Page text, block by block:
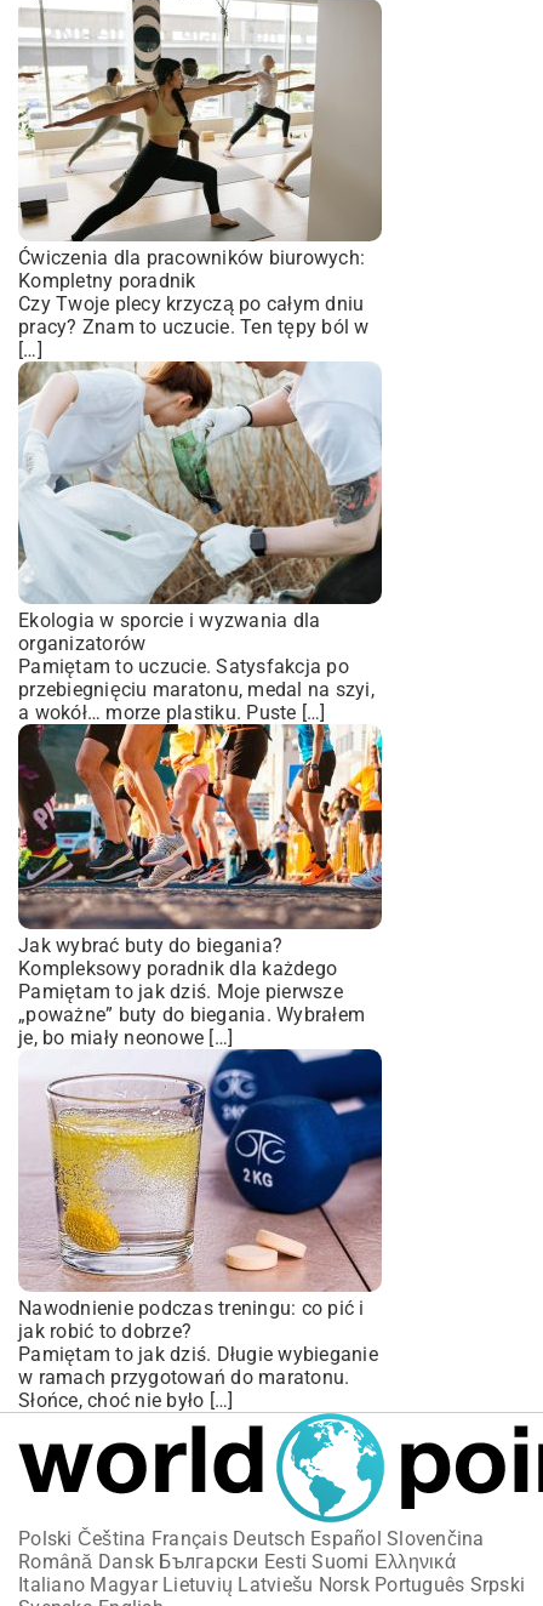
Ćwiczenia dla pracowników biurowych:
Kompletny poradnik
Czy Twoje plecy krzyczą po całym dniu
pracy? Znam to uczucie. Ten tępy ból w
[…]
Ekologia w sporcie i wyzwania dla
organizatorów
Pamiętam to uczucie. Satysfakcja po
przebiegnięciu maratonu, medal na szyi,
a wokół… morze plastiku. Puste […]
Jak wybrać buty do biegania?
Kompleksowy poradnik dla każdego
Pamiętam to jak dziś. Moje pierwsze
„poważne” buty do biegania. Wybrałem
je, bo miały neonowe […]
Nawodnienie podczas treningu: co pić i
jak robić to dobrze?
Pamiętam to jak dziś. Długie wybieganie
w ramach przygotowań do maratonu.
Słońce, choć nie było […]
Polski Čeština Français Deutsch Español Slovenčina
Română Dansk Български Eesti Suomi Ελληνικά
Italiano Magyar Lietuvių Latviešu Norsk Português Srpski